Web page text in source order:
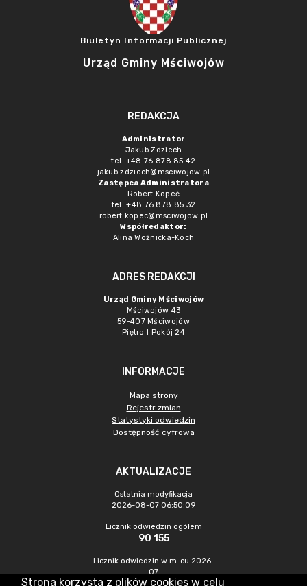
Biuletyn Informacji Publicznej
Urząd Gminy Mściwojów
REDAKCJA
Administrator
Jakub Zdziech
tel. +48 76 878 85 42
jakub.zdziech@msciwojow.pl
Zastępca Administratora
Robert Kopeć
tel. +48 76 878 85 32
robert.kopec@msciwojow.pl
Współredaktor:
Alina Woźnicka-Koch
ADRES REDAKCJI
Urząd Gminy Mściwojów
Mściwojów 43
59-407 Mściwojów
Piętro I Pokój 24
INFORMACJE
Mapa strony
Rejestr zmian
Statystyki odwiedzin
Dostępność cyfrowa
AKTUALIZACJE
Ostatnia modyfikacja
2026-08-07 06:50:09
Licznik odwiedzin ogółem
90 155
Licznik odwiedzin w m-cu 2026-
07
634
Strona korzysta z plików cookies w celu